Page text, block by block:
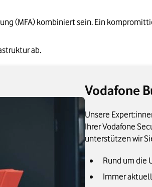
(MFA) kombiniert sein. Ein
ab.
Vodafone
Unsere
Ihrer Vodafone
unterstützen wir
Rund um die
Immer aktuell